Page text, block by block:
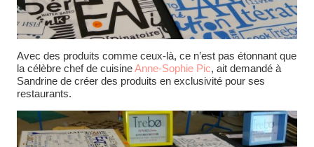
Avec des produits comme ceux-là, ce n’est pas étonnant que
la célèbre chef de cuisineAnne-Sophie Pic, ait demandé à
Sandrine de créer des produits en exclusivité pour ses
restaurants.